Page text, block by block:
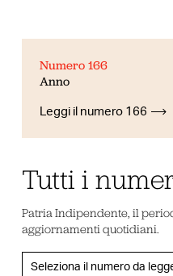
Numero 166
Anno
Leggi il numero 166
Tutti i
Patria Indipendente, il
aggiornamenti quotidiani.